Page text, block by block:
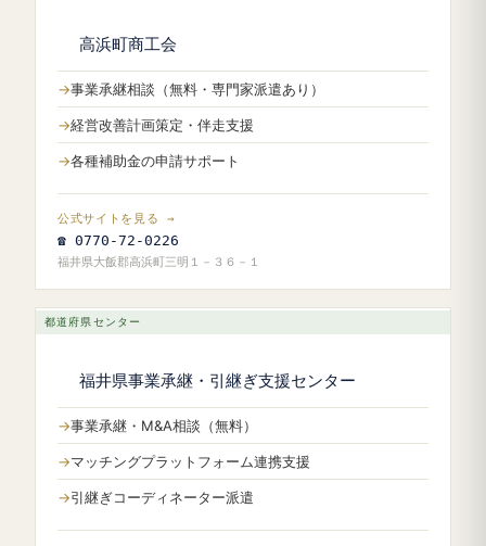
高浜町商工会
事業承継相談（無料・専門家派遣あり）
経営改善計画策定・伴走支援
各種補助金の申請サポート
公式サイトを見る →
☎ 0770-72-0226
福井県大飯郡高浜町三明１－３６－１
都道府県センター
福井県事業承継・引継ぎ支援センター
事業承継・M&A相談（無料）
マッチングプラットフォーム連携支援
引継ぎコーディネーター派遣